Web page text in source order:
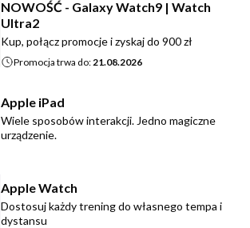
NOWOŚĆ - Galaxy Watch9 | Watch
Ultra2
Kup, połącz promocje i zyskaj do 900 zł
Promocja trwa do:21.08.2026
Apple iPad
Wiele sposobów interakcji. Jedno magiczne
urządzenie.
Apple Watch
Dostosuj każdy trening do własnego tempa i
dystansu